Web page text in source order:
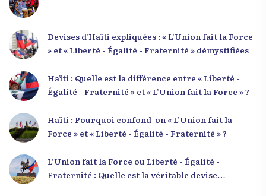
Devises d’Haïti expliquées : « L’Union fait la Force
» et « Liberté - Égalité - Fraternité » démystifiées
Haïti : Quelle est la différence entre « Liberté -
Égalité - Fraternité » et « L’Union fait la Force » ?
Haïti : Pourquoi confond-on « L’Union fait la
Force » et « Liberté - Égalité - Fraternité » ?
L’Union fait la Force ou Liberté - Égalité -
Fraternité : Quelle est la véritable devise